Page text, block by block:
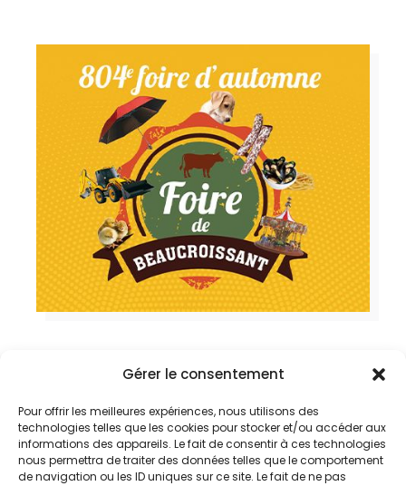
Gérer le consentement
Pour offrir les meilleures expériences, nous utilisons des
technologies telles que les cookies pour stocker et/ou accéder aux
informations des appareils. Le fait de consentir à ces technologies
nous permettra de traiter des données telles que le comportement
de navigation ou les ID uniques sur ce site. Le fait de ne pas
Nos établissements : 4 localisations